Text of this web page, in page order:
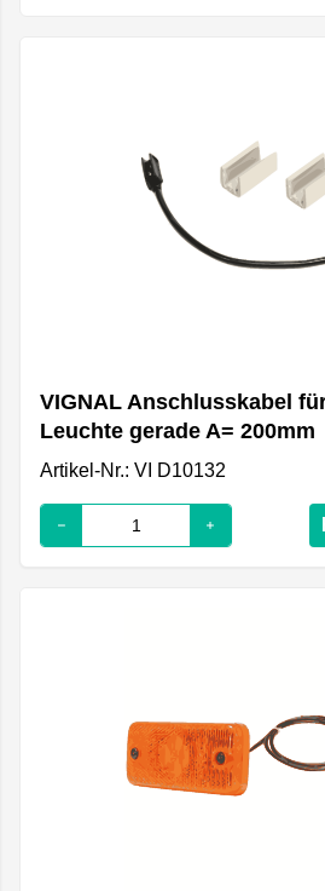
VIGNAL Anschlusskabel
Leuchte gerade A= 200mm
Artikel-Nr.: VI D10132